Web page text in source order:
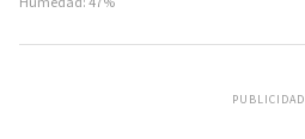
PUBLICIDAD